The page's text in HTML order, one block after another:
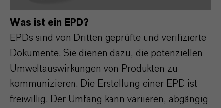
Was ist ein EPD?
EPDs sind von Dritten geprüfte und verifizierte
Dokumente. Sie dienen dazu, die potenziellen
Umweltauswirkungen von Produkten zu
kommunizieren. Die Erstellung einer EPD ist
freiwillig. Der Umfang kann variieren, abgängig